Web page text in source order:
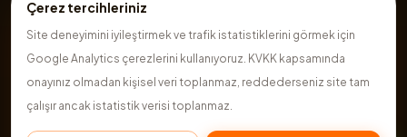
Çerez tercihleriniz
Site deneyimini iyileştirmek ve trafik istatistiklerini görmek için
Google Analytics çerezlerini kullanıyoruz. KVKK kapsamında
onayınız olmadan kişisel veri toplanmaz, reddederseniz site tam
çalışır ancak istatistik verisi toplanmaz.
2026 Hazırsite. Tüm hakları saklıdır.